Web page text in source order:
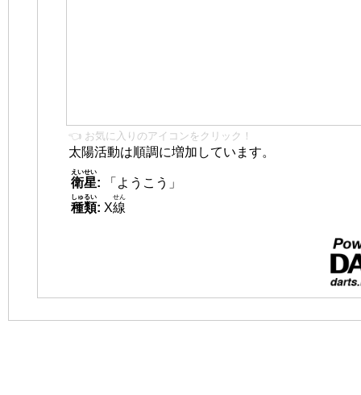
👈 お気に入りのアイコンをクリック！
太陽活動は順調に増加しています。
衛星
えいせい
:
「ようこう」
種類
しゅるい
: X線
せん